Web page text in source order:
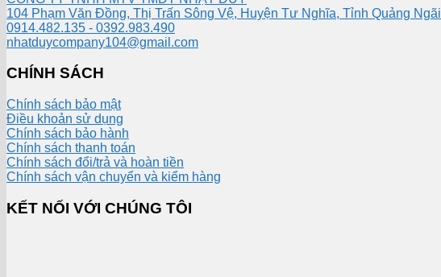
104 Phạm Văn Đồng, Thị Trấn Sông Vệ, Huyện Tư Nghĩa, Tỉnh Quảng Ngãi
0914.482.135 - 0392.983.490
nhatduycompany104@gmail.com
CHÍNH SÁCH
Chính sách bảo mật
Điều khoản sử dụng
Chính sách bảo hành
Chính sách thanh toán
Chính sách đổi/trả và hoàn tiền
Chính sách vận chuyển và kiểm hàng
KẾT NỐI VỚI CHÚNG TÔI